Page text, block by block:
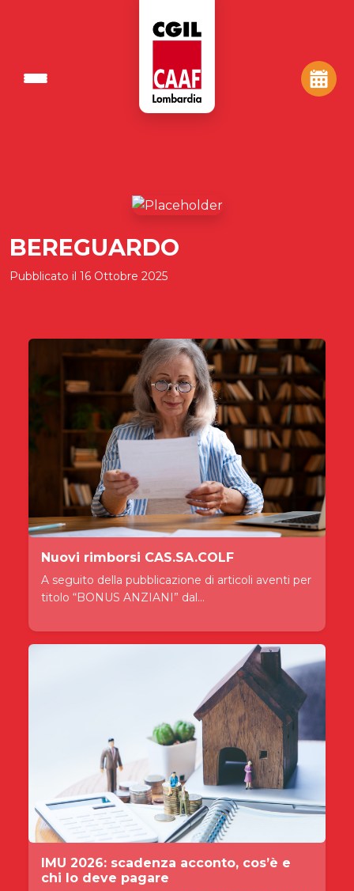
BEREGUARDO
Pubblicato il 16 Ottobre 2025
Nuovi rimborsi CAS.SA.COLF
A seguito della pubblicazione di articoli aventi per
titolo “BONUS ANZIANI” dal...
IMU 2026: scadenza acconto, cos’è e
chi lo deve pagare